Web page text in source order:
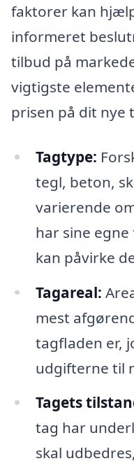
faktorer kan
informeret
tilbud på
vigtigste
prisen på dit nye
Tagtype:
tegl, beton,
varierende
har sine
kan påvirke
Tagareal:
mest
tagfladen er,
udgifterne til
Tagets
tag har
skal